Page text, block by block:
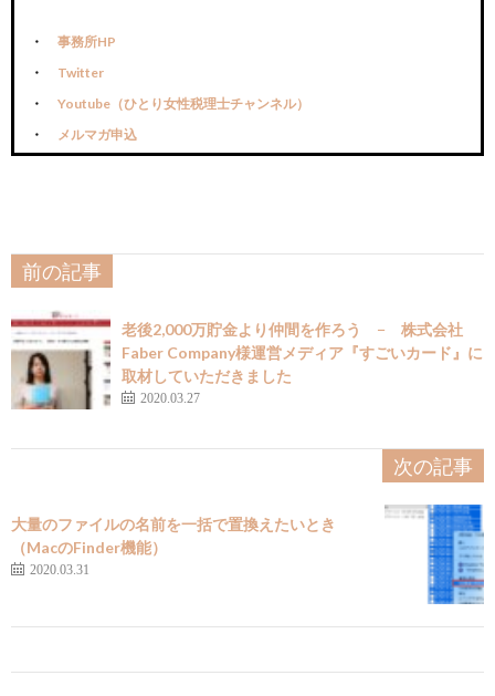
事務所HP
Twitter
Youtube（ひとり女性税理士チャンネル）
メルマガ申込
前の記事
老後2,000万貯金より仲間を作ろう − 株式会社
Faber Company様運営メディア『すごいカード』に
取材していただきました
2020.03.27
次の記事
大量のファイルの名前を一括で置換えたいとき
（MacのFinder機能）
2020.03.31